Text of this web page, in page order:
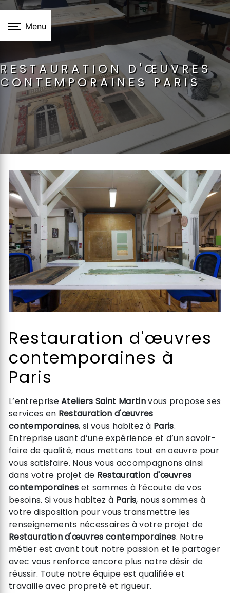
Menu
RESTAURATION D'ŒUVRES
CONTEMPORAINES PARIS
Restauration d'œuvres
contemporaines à
Paris
L’entrepriseAteliers Saint Martinvous propose ses
services en Restauration d'œuvres
contemporaines, si vous habitez à Paris.
Entreprise usant d’une expérience et d’un savoir-
faire de qualité, nous mettons tout en oeuvre pour
vous satisfaire. Nous vous accompagnons ainsi
dans votre projet de Restauration d'œuvres
contemporaines et sommes à l’écoute de vos
besoins. Si vous habitez à Paris, nous sommes à
votre disposition pour vous transmettre les
renseignements nécessaires à votre projet de
Restauration d'œuvres contemporaines. Notre
métier est avant tout notre passion et le partager
avec vous renforce encore plus notre désir de
réussir. Toute notre équipe est qualifiée et
travaille avec propreté et rigueur.
Panneau de gestion des cookies